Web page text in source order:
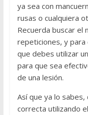
ya sea con
rusas o cualquiera
Recuerda buscar el
repeticiones, y
que debes utilizar
para que sea
de una lesión.
Así que ya lo
correcta utilizando